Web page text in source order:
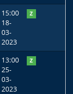
15:00
18-
03-
2023
Z
13:00
25-
03-
2023
Z